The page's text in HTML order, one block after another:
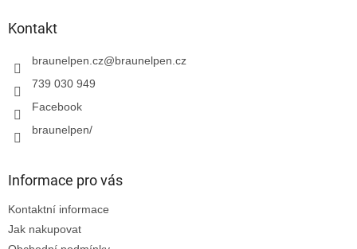
Kontakt
braunelpen.cz@braunelpen.cz
739 030 949
Facebook
braunelpen/
Informace pro vás
Kontaktní informace
Jak nakupovat